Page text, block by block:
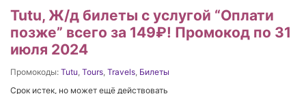
Tutu, Ж/д билеты с услугой “Оплати
позже” всего за 149₽! Промокод по 31
июля 2024
Промокоды: Tutu Tours Travels Билеты
Срок истек, но может ещё действовать